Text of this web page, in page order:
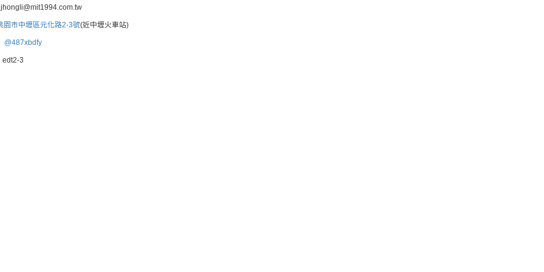
jhongli@mit1994.com.tw
園市中壢區元化路2-3號(近中壢火車站)
@487xbdfy
edt2-3